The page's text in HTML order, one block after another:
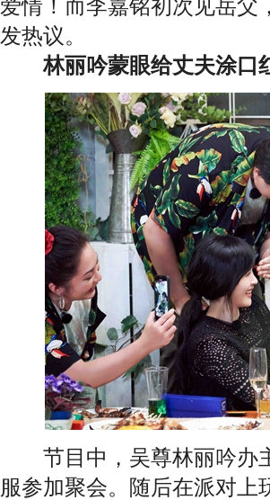
爱情！而李嘉铭初次见岳父
发热议。
林丽吟蒙眼给丈夫涂口
节目中，吴尊林丽吟办
服参加聚会。随后在派对上